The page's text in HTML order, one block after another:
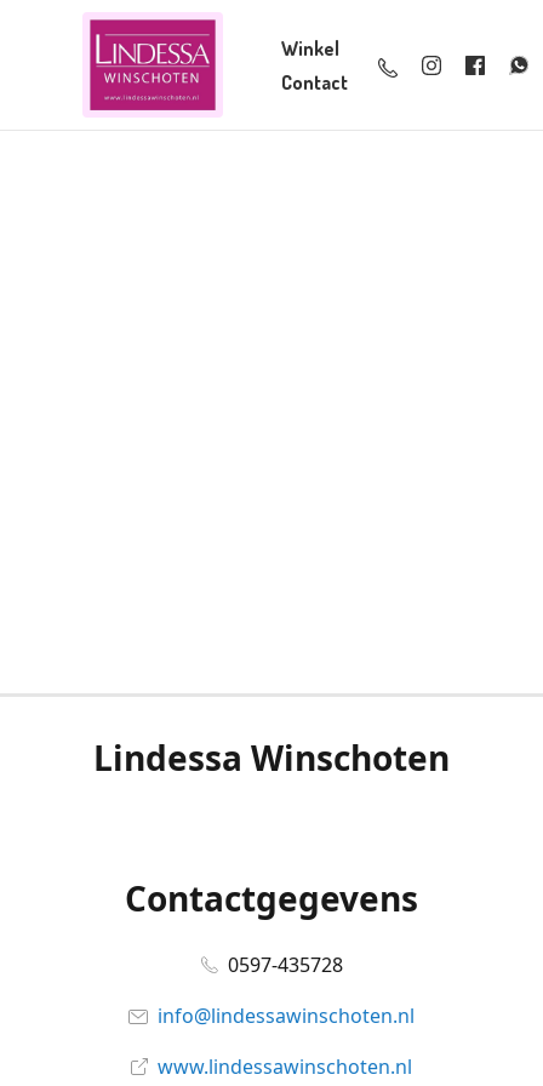
Winkel
Contact
Lindessa Winschoten
Contactgegevens
0597-435728
info@lindessawinschoten.nl
www.lindessawinschoten.nl